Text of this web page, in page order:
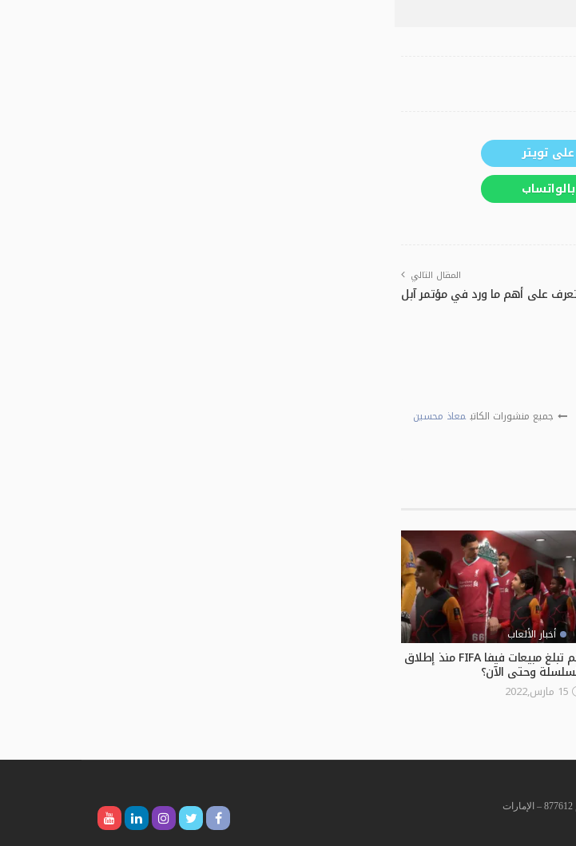
تويتر
المقال التالي
على أهم ما ورد في مؤتمر آبل
جميع منشورات الكاتب معاذ محسين
أخبار الألعاب
كم تبلغ مبيعات فيفا FIFA منذ إطلاق
وحتى الآن؟
15 مارس,2022
إحدى منصات مؤسسة كانوبوس للتعامل الالكتروني “رخصة رقم 877612 – الإمارات